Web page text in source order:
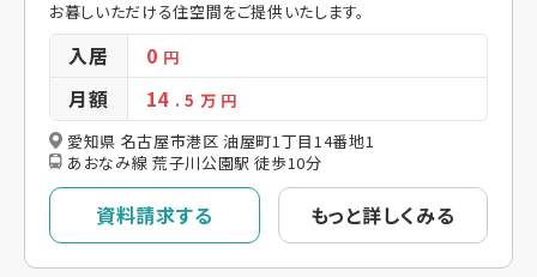
お暮しいただける住空間をご提供いたします。
入居 0 円
月額 14 . 5 万 円
愛知県 名古屋市港区 油屋町1丁目14番地1
あおなみ線 荒子川公園駅 徒歩10分
資料請求する もっと詳しくみる